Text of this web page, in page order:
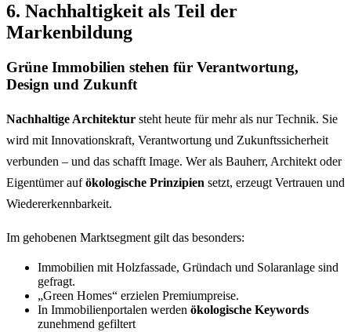
6. Nachhaltigkeit als Teil der
Markenbildung
Grüne Immobilien stehen für Verantwortung,
Design und Zukunft
Nachhaltige Architektur steht heute für mehr als nur Technik. Sie
wird mit Innovationskraft, Verantwortung und Zukunftssicherheit
verbunden – und das schafft Image. Wer als Bauherr, Architekt oder
Eigentümer aufökologische Prinzipien setzt, erzeugt Vertrauen und
Wiedererkennbarkeit.
Im gehobenen Marktsegment gilt das besonders:
Immobilien mit Holzfassade, Gründach und Solaranlage sind
gefragt.
„Green Homes“ erzielen Premiumpreise.
In Immobilienportalen werden ökologische Keywords
zunehmend gefiltert